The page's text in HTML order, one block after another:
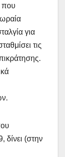
που
ωραία
για
τις
δίνει (στην